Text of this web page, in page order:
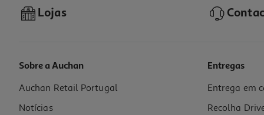
Pasta C/elastico A4 Auchan Cosmic Vibes
0.75 €/un
Lojas
Sobre a Auchan
Auchan Retail Portugal
Notícias
Entregas
Entrega em
Recolha